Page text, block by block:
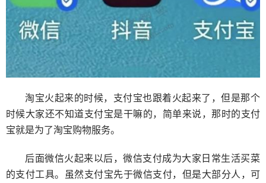
淘宝火起来的时候，支付宝也跟着火起来了，但是那个
时候大家还不知道支付宝是干嘛的，简单来说，那时的支付
宝就是为了淘宝购物服务。
后面微信火起来以后，微信支付成为大家日常生活买菜
的支付工具。虽然支付宝先于微信支付，但是大部分人，可